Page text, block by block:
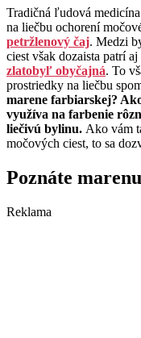
Tradičná ľudová
na liečbu ochorení
petržlenový čaj. Medzi
ciest však dozaista patrí aj
zlatobyľ obyčajná. To
prostriedky na liečbu
marene farbiarskej?
využíva na farbenie
liečivú bylinu. Ako vám
močových ciest, to sa
Poznáte
Reklama